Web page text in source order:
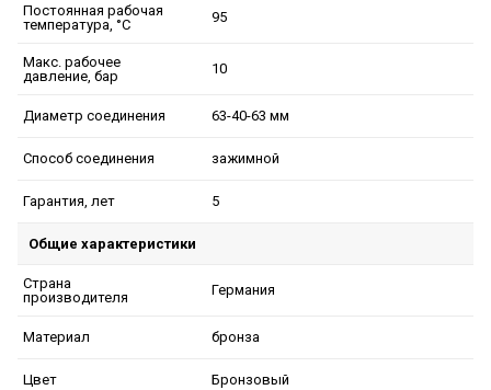
Постоянная рабочая
температура, °C
95
Макс. рабочее
давление, бар
10
Диаметр соединения 63-40-63 мм
Способ соединения зажимной
Гарантия, лет 5
Общие характеристики
Страна
производителя
Германия
Материал бронза
Цвет Бронзовый